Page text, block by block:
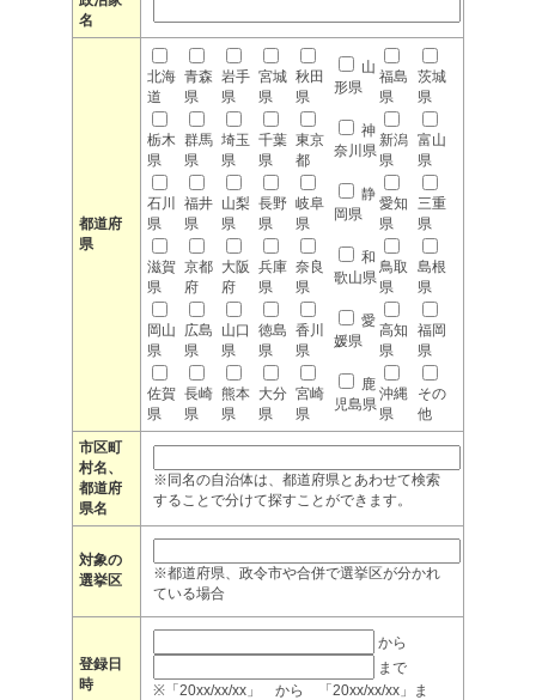
名
都道府
県
北海
道
青森
県
岩手
県
宮城
県
秋田
県
山
形県
福島
県
茨城
県
栃木
県
群馬
県
埼玉
県
千葉
県
東京
都
神
奈川県
新潟
県
富山
県
石川
県
福井
県
山梨
県
長野
県
岐阜
県
静
岡県
愛知
県
三重
県
滋賀
県
京都
府
大阪
府
兵庫
県
奈良
県
和
歌山県
鳥取
県
島根
県
岡山
県
広島
県
山口
県
徳島
県
香川
県
愛
媛県
高知
県
福岡
県
佐賀
県
長崎
県
熊本
県
大分
県
宮崎
県
鹿
児島県
沖縄
県
その
他
市区町
村名、
都道府
県名
※同名の自治体は、都道府県とあわせて検索
することで分けて探すことができます。
対象の
選挙区
※都道府県、政令市や合併で選挙区が分かれ
ている場合
登録日
時
から
まで
※「20xx/xx/xx」 から 「20xx/xx/xx」ま